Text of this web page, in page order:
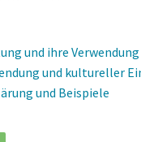
und ihre
und kultureller
und Beispiele